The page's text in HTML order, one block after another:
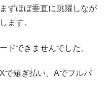
ずほぼ垂直に跳躍しなが
します。
ドできませんでした。
で薙ぎ払い、Aでフルバ